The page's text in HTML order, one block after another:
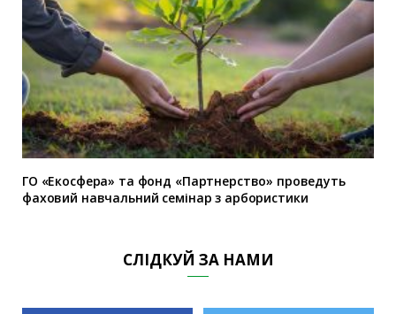
ГО «Екосфера» та фонд «Партнерство» проведуть
фаховий навчальний семінар з арбористики
СЛІДКУЙ ЗА НАМИ